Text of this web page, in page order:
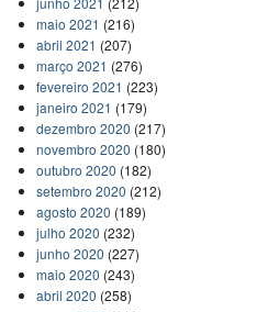
maio 2021 (216)
abril 2021 (207)
março 2021 (276)
fevereiro 2021 (223)
janeiro 2021 (179)
dezembro 2020 (217)
novembro 2020 (180)
outubro 2020 (182)
setembro 2020 (212)
agosto 2020 (189)
julho 2020 (232)
junho 2020 (227)
maio 2020 (243)
abril 2020 (258)